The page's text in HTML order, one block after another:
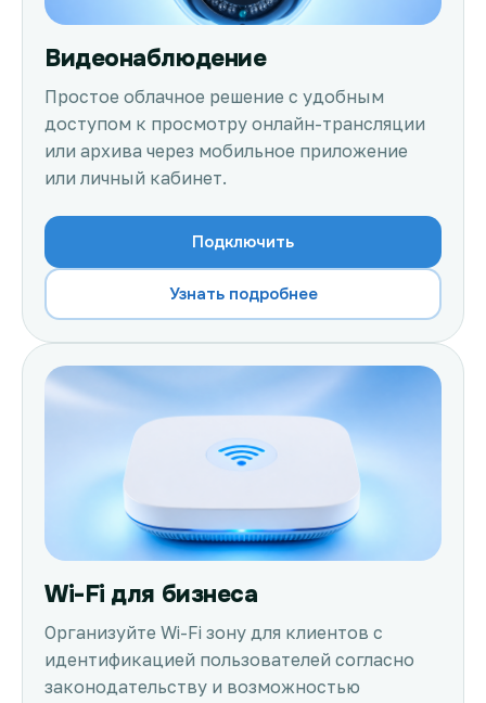
Видеонаблюдение
Простое облачное решение с удобным
доступом к просмотру онлайн-трансляции
или архива через мобильное приложение
или личный кабинет.
Подключить
Узнать подробнее
Wi-Fi для бизнеса
Организуйте Wi-Fi зону для клиентов с
идентификацией пользователей согласно
законодательству и возможностью